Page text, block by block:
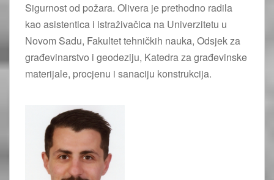
Sigurnost od požara. Olivera je prethodno radila
kao asistentica i istraživačica na Univerzitetu u
Novom Sadu, Fakultet tehničkih nauka, Odsjek za
građevinarstvo i geodeziju, Katedra za građevinske
materijale, procjenu i sanaciju konstrukcija.